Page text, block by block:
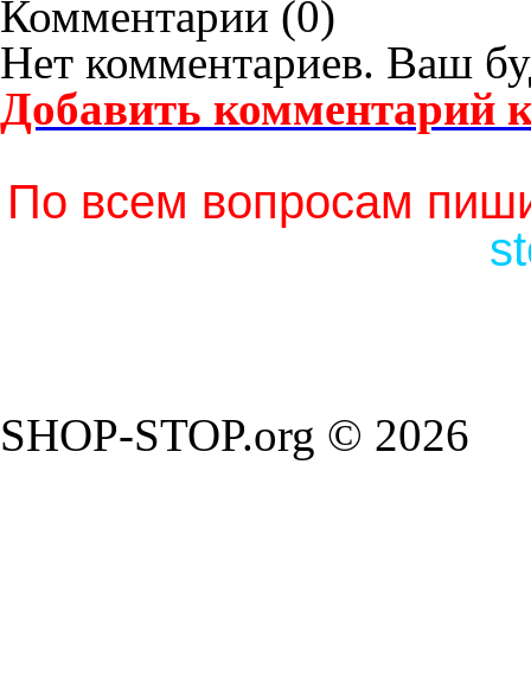
Комментарии (0)
Нет комментариев. Ваш
Добавить комментарий
По всем вопросам
SHOP-STOP.org © 2026